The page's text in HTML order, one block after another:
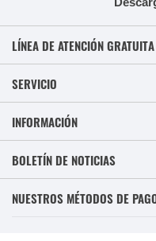
LÍNEA DE ATENCIÓN GRATUITA
SERVICIO
INFORMACIÓN
BOLETÍN DE NOTICIAS
NUESTROS MÉTODOS DE